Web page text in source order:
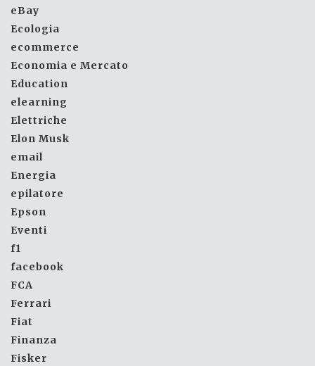
eBay
Ecologia
ecommerce
Economia e Mercato
Education
elearning
Elettriche
Elon Musk
email
Energia
epilatore
Epson
Eventi
f1
facebook
FCA
Ferrari
Fiat
Finanza
Fisker